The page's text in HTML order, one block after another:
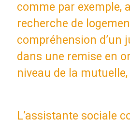
comme par exemple,
recherche de
compréhension d’un
dans une remise en
niveau de la
L’assistante sociale